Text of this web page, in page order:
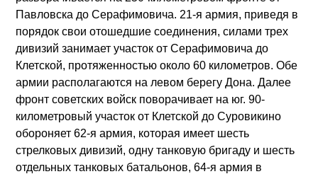
Павловска до Серафимовича. 21-я армия, приведя в
порядок свои отошедшие соединения, силами трех
дивизий занимает участок от Серафимовича до
Клетской, протяженностью около 60 километров. Обе
армии располагаются на левом берегу Дона. Далее
фронт советских войск поворачивает на юг. 90-
километровый участок от Клетской до Суровикино
обороняет 62-я армия, которая имеет шесть
стрелковых дивизий, одну танковую бригаду и шесть
отдельных танковых батальонов, 64-я армия в